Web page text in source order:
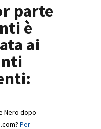
parte
è
ai
Nero dopo
Per